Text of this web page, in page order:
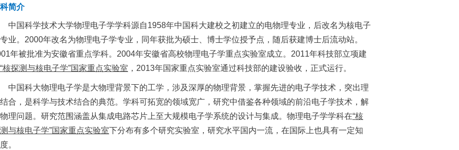
简介
中国科学技术大学物理电子学学科源自1958年中国科大建校之初建立的电物理专业，后改名为核电子
业。2000年改名为物理电子学专业，同年获批为硕士、博士学位授予点，随后获建博士后流动站。
年被批准为安徽省重点学科。2004年安徽省高校物理电子学重点实验室成立。2011年科技部立项建
“核探测与核电子学”国家重点实验室 ，2013年国家重点实验室通过科技部的建设验收，正式运行。
中国科大物理电子学是大物理背景下的工学，涉及深厚的物理背景，掌握先进的电子学技术，突出理
合，是科学与技术结合的典范。学科可拓宽的领域宽广，研究中借鉴各种领域的前沿电子学技术，解
理问题。研究范围涵盖从集成电路芯片上至大规模电子学系统的设计与集成。物理电子学学科在“核
与核电子学”国家重点实验室下分布有多个研究实验室，研究水平国内一流，在国际上也具有一定知
。